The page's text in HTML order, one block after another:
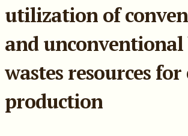
utilization of
and unconventional
wastes resources
production